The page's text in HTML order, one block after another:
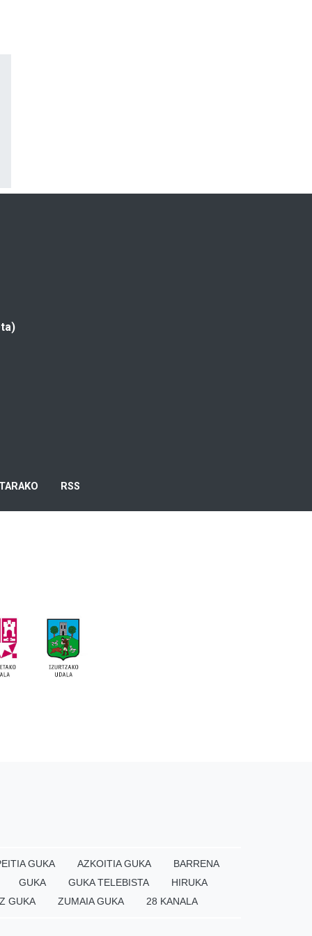
RSS
GUKA AZKOITIA GUKA
BARRENA
GUKA GUKA TELEBISTA
HIRUKA
GUKA ZUMAIA GUKA 28 KANALA